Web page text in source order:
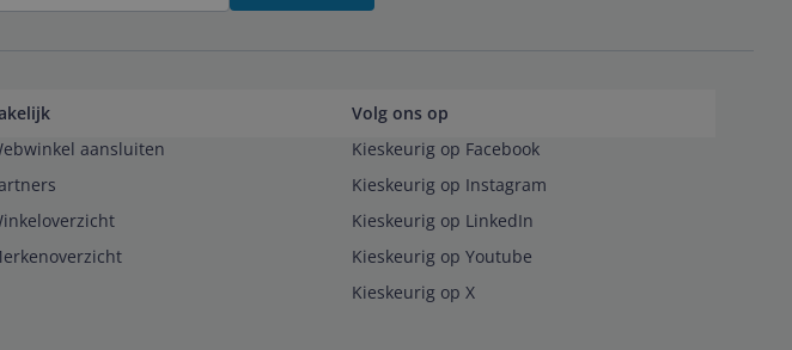
aansluiten
Volg ons op
Kieskeurig op Facebook
Kieskeurig op Instagram
Kieskeurig op LinkedIn
Kieskeurig op Youtube
Kieskeurig op X